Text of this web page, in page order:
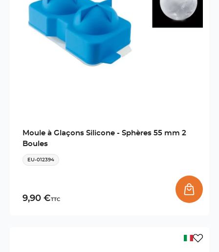
Moule à Glaçons Silicone - Sphères 55 mm 2
Boules
EU-012394
9,90 €TTC